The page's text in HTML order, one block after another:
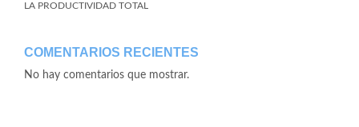
LA PRODUCTIVIDAD TOTAL
COMENTARIOS RECIENTES
No hay comentarios que mostrar.